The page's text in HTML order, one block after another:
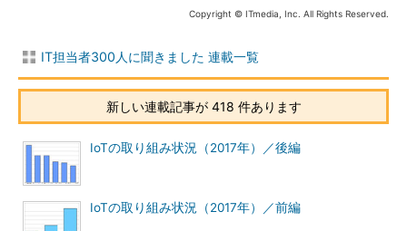
Copyright © ITmedia, Inc. All Rights Reserved.
IT担当者300人に聞きました 連載一覧
新しい連載記事が 418 件あります
IoTの取り組み状況（2017年）／後編
IoTの取り組み状況（2017年）／前編